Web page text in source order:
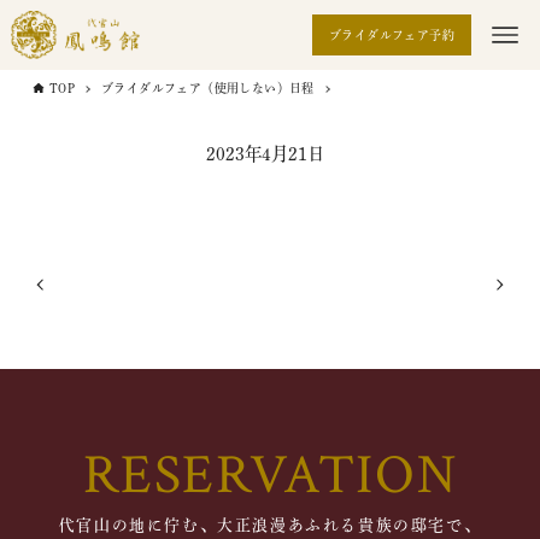
ブライダルフェア予約
TOP ブライダルフェア（使用しない）日程
2023年4月21日
RESERVATION
代官山の地に佇む、大正浪漫あふれる貴族の邸宅で、